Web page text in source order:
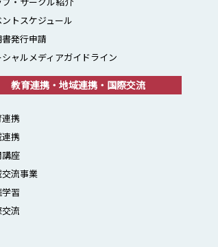
トスケジュール
発行申請
シャルメディアガイドライン
教育連携・地域連携・国際交流
携
携
講座
流事業
習
流